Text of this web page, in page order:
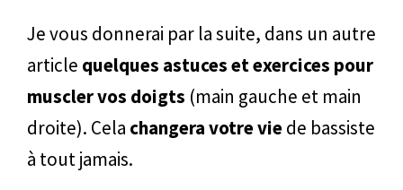
Je vous donnerai par la suite, dans un autre
article quelques astuces et exercices pour
muscler vos doigts (main gauche et main
droite). Cela changera votre viede bassiste
à tout jamais.